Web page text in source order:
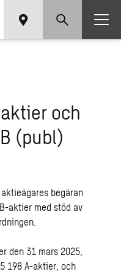
och
(publ)
begäran
aktier med stöd av
den 31 mars 2025,
198 A-aktier, och